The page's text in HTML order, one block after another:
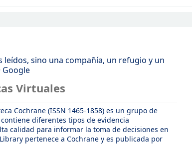
sino una compañía, un refugio y un
Google
Virtuales
Cochrane (ISSN 1465-1858) es un grupo de
diferentes tipos de evidencia
calidad para informar la toma de decisiones en
pertenece a Cochrane y es publicada por